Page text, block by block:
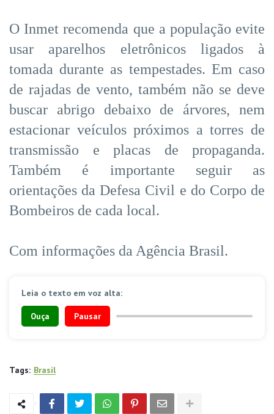
O Inmet recomenda que a população evite
usar aparelhos eletrônicos ligados à
tomada durante as tempestades. Em caso
de rajadas de vento, também não se deve
buscar abrigo debaixo de árvores, nem
estacionar veículos próximos a torres de
transmissão e placas de propaganda.
Também é importante seguir as
orientações da Defesa Civil e do Corpo de
Bombeiros de cada local.
Com informações da Agência Brasil.
Leia o texto em voz alta:
Ouça Pausar
Tags: Brasil